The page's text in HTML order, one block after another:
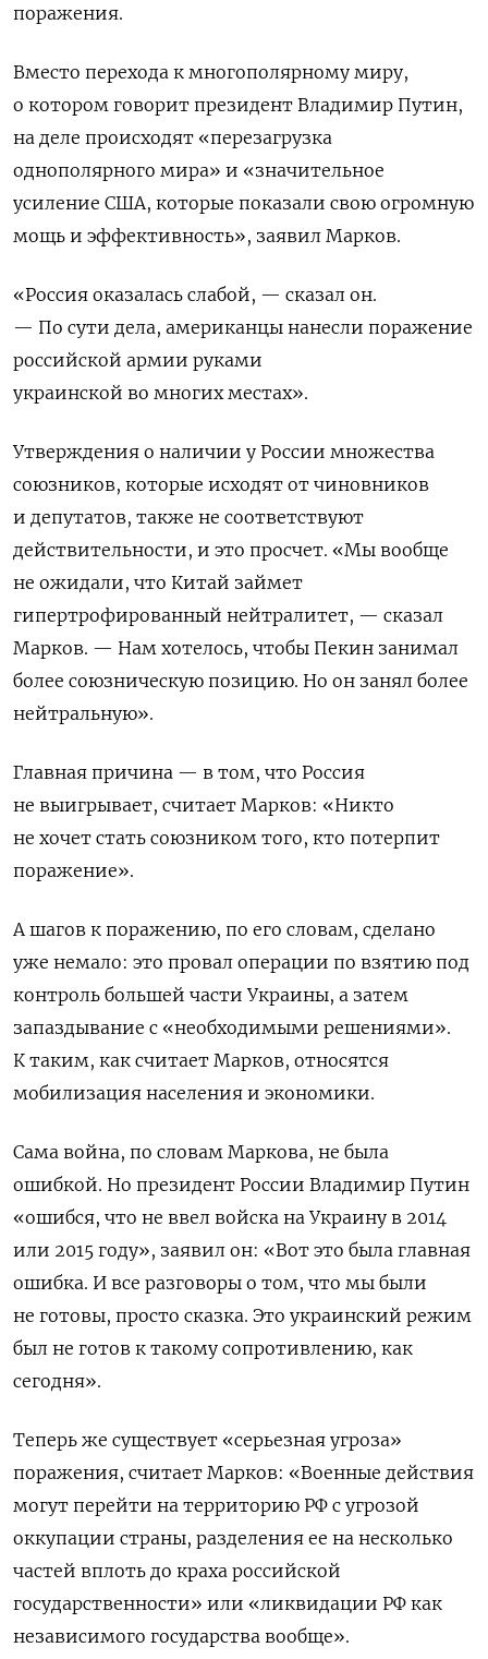
поражения.
Вместо перехода к многополярному миру,
о котором говорит президент Владимир Путин,
на деле происходят «перезагрузка
однополярного мира» и «значительное
усиление США, которые показали свою огромную
мощь и эффективность», заявил Марков.
«Россия оказалась слабой, — сказал он.
— По сути дела, американцы нанесли поражение
российской армии руками
украинской во многих местах».
Утверждения о наличии у России множества
союзников, которые исходят от чиновников
и депутатов, также не соответствуют
действительности, и это просчет. «Мы вообще
не ожидали, что Китай займет
гипертрофированный нейтралитет, — сказал
Марков. — Нам хотелось, чтобы Пекин занимал
более союзническую позицию. Но он занял более
нейтральную».
Главная причина — в том, что Россия
не выигрывает, считает Марков: «Никто
не хочет стать союзником того, кто потерпит
поражение».
А шагов к поражению, по его словам, сделано
уже немало: это провал операции по взятию под
контроль большей части Украины, а затем
запаздывание с «необходимыми решениями».
К таким, как считает Марков, относятся
мобилизация населения и экономики.
Сама война, по словам Маркова, не была
ошибкой. Но президент России Владимир Путин
«ошибся, что не ввел войска на Украину в 2014
или 2015 году», заявил он: «Вот это была главная
ошибка. И все разговоры о том, что мы были
не готовы, просто сказка. Это украинский режим
был не готов к такому сопротивлению, как
сегодня».
Теперь же существует «серьезная угроза»
поражения, считает Марков: «Военные действия
могут перейти на территорию РФ с угрозой
оккупации страны, разделения ее на несколько
частей вплоть до краха российской
государственности» или «ликвидации РФ как
независимого государства вообще».